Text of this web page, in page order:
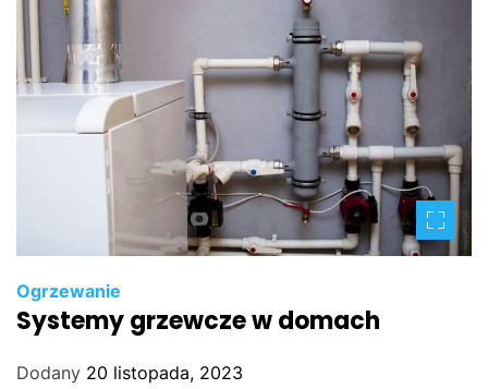
Ogrzewanie
Systemy grzewcze w domach
Dodany 20 listopada, 2023